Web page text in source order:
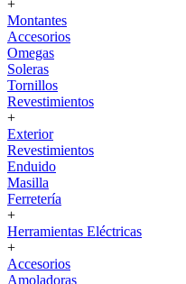
+
Montantes
Accesorios
Omegas
Soleras
Tornillos
Revestimientos
+
Exterior
Revestimientos
Enduido
Masilla
Ferretería
+
Herramientas Eléctricas
+
Accesorios
Amoladoras